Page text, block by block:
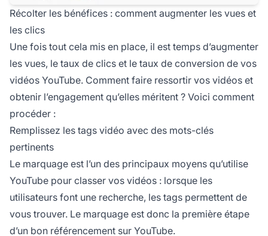
Récolter les bénéfices : comment augmenter les vues et
les clics
Une fois tout cela mis en place, il est temps d’augmenter
les vues, le taux de clics et le taux de conversion de vos
vidéos YouTube. Comment faire ressortir vos vidéos et
obtenir l’engagement qu’elles méritent ? Voici comment
procéder :
Remplissez les tags vidéo avec des mots-clés
pertinents
Le marquage est l’un des principaux moyens qu’utilise
YouTube pour classer vos vidéos : lorsque les
utilisateurs font une recherche, les tags permettent de
vous trouver. Le marquage est donc la première étape
d’un bon référencement sur YouTube.